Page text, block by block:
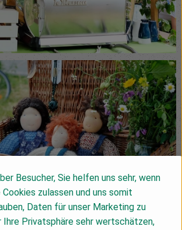
Besucher, Sie helfen uns sehr, wenn
Cookies zulassen und uns somit
Daten für unser Marketing zu
Ihre Privatsphäre sehr wertschätzen,